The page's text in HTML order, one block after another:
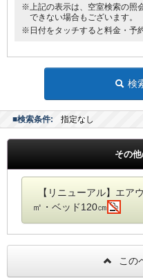
※上記の表示は、空室検索の照
できない場合もございます。
※日付をタッチすると料金・予
検
■検索条件: 指定なし
その
【リニューアル】エア
㎡・ベッド120㎝
この